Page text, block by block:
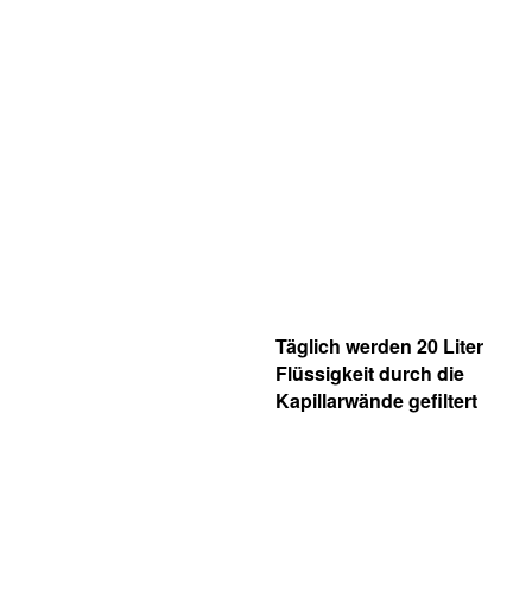
Täglich werden 20 Liter
Flüssigkeit durch die
Kapillarwände gefiltert